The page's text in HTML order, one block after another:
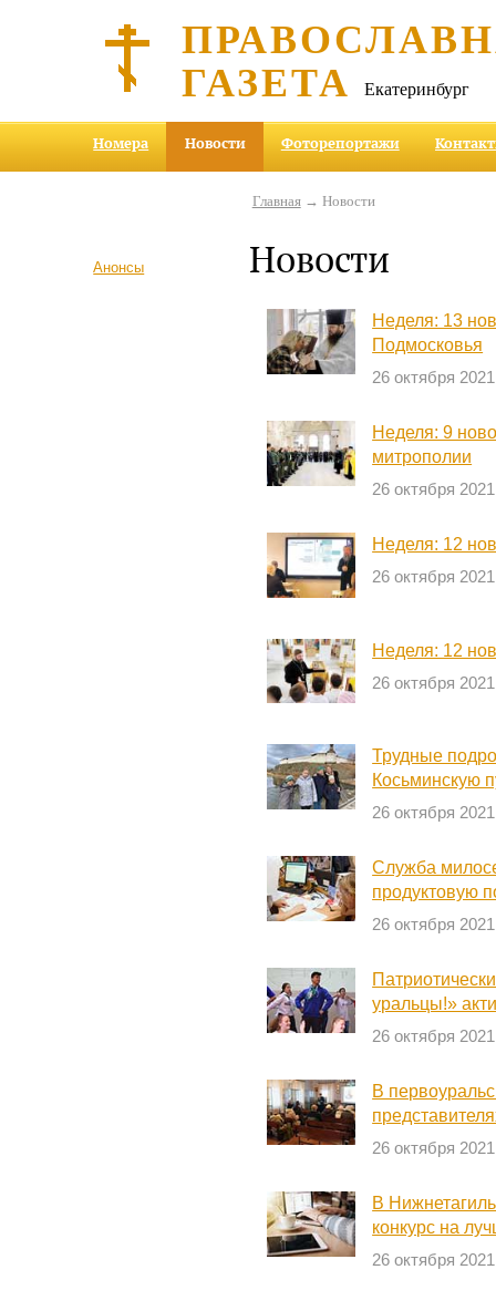
ГАЗЕТА Екатеринбург
Номера Новости Фоторепортажи
Анонсы
Главная→ Новости
Новости
Неделя: 13
Подмосковья
26 октября 2021
Неделя: 9
митрополии
26 октября 2021
Неделя: 12
26 октября 2021
Неделя: 12
26 октября 2021
Трудные
Косьминскую
26 октября 2021
Служба
продуктовую
26 октября 2021
уральцы!»
26 октября 2021
В
26 октября 2021
В
конкурс на
26 октября 2021